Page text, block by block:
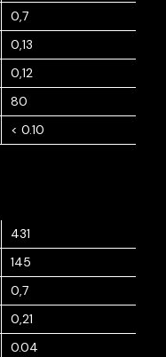
0,7
0,13
0,12
80
< 0.10
431
145
0,7
0,21
0.04